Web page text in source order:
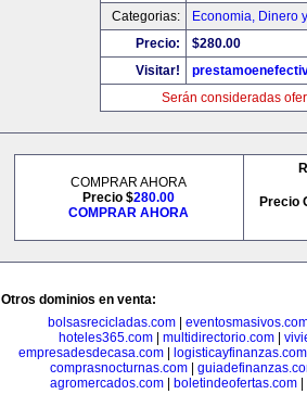
Categorias:
Economia, Dinero
Precio:
$280.00
Visitar!
Serán consideradas
COMPRAR AHORA
Precio $280.00
COMPRAR AHORA
Precio
Otros dominios en venta:
bolsasrecicladas.com|
hoteles365.com
multidirectorio.com
empresadesdecasa.com
logisticayfinanzas.com
comprasnocturnas.com
agromercados.com
boletindeofertas.com